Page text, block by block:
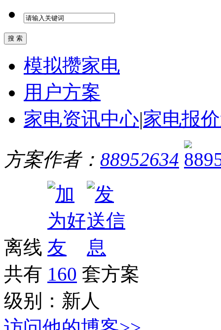
模拟攒家电
用户方案
家电资讯中心|家电报
方案作者： 88952634
离线
共有 160 套方案
级别： 新人